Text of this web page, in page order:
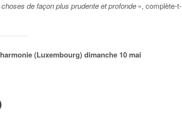
de façon plus prudente et profonde», complète-t-
(Luxembourg) dimanche 10 mai